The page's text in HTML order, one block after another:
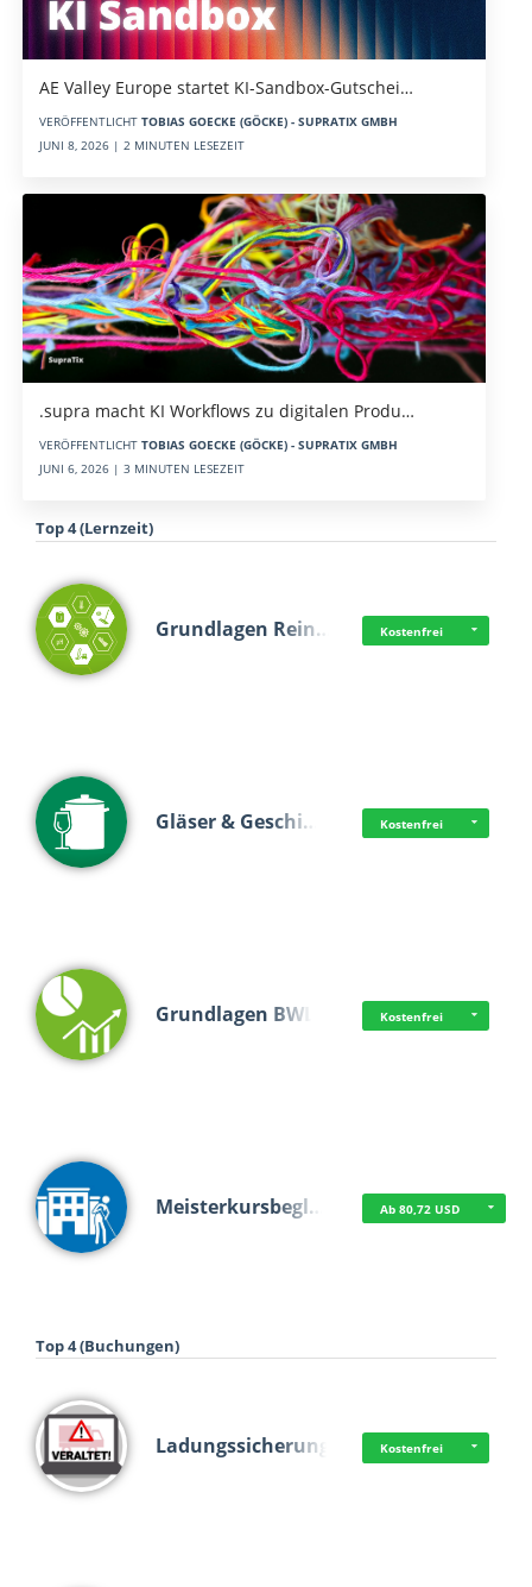
AE Valley Europe startet KI-Sandbox-Gutschei…
VERÖFFENTLICHT TOBIAS GOECKE (GÖCKE) - SUPRATIX GMBH
JUNI 8, 2026 | 2 MINUTEN LESEZEIT
.supra macht KI Workflows zu digitalen Produ…
VERÖFFENTLICHT TOBIAS GOECKE (GÖCKE) - SUPRATIX GMBH
JUNI 6, 2026 | 3 MINUTEN LESEZEIT
Top 4 (Lernzeit)
Grundlagen Rein… Kostenfrei
Gläser & Geschi… Kostenfrei
Grundlagen BWL Kostenfrei
Meisterkursbegl… Ab 80,72 USD
Top 4 (Buchungen)
Ladungssicherung Kostenfrei